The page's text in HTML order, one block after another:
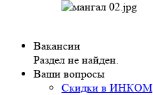
Вакансии
Раздел не найден.
Ваши вопросы
Скидки в ИНКОМ